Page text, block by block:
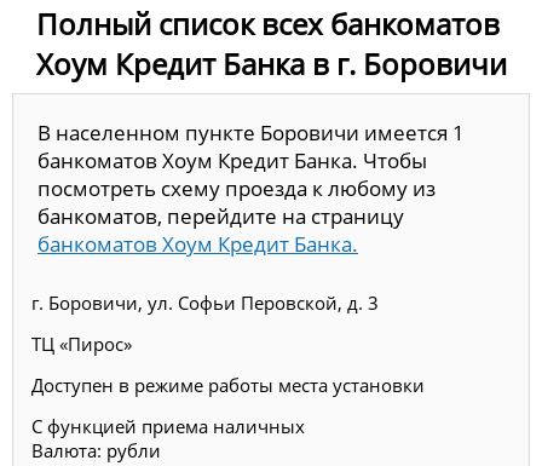
Полный список всех банкоматов
Хоум Кредит Банка в г. Боровичи
В населенном пункте Боровичи имеется 1
банкоматов Хоум Кредит Банка. Чтобы
посмотреть схему проезда к любому из
банкоматов, перейдите на страницу
банкоматов Хоум Кредит Банка.
г. Боровичи, ул. Софьи Перовской, д. 3
ТЦ «Пирос»
Доступен в режиме работы места установки
С функцией приема наличных
Валюта: рубли